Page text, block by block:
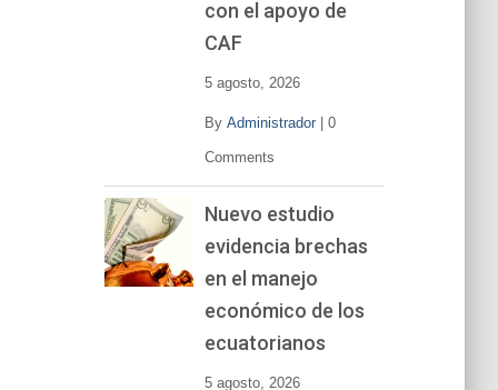
con el apoyo de
CAF
5 agosto, 2026
By Administrador| 0
Comments
Nuevo estudio
evidencia brechas
en el manejo
económico de los
ecuatorianos
5 agosto, 2026